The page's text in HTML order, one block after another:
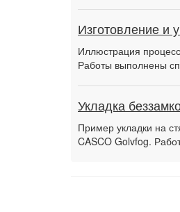
Изготовление и
Иллюстрация
Работы выполнены
Укладка
Пример укладки на
CASCO Golvfog.